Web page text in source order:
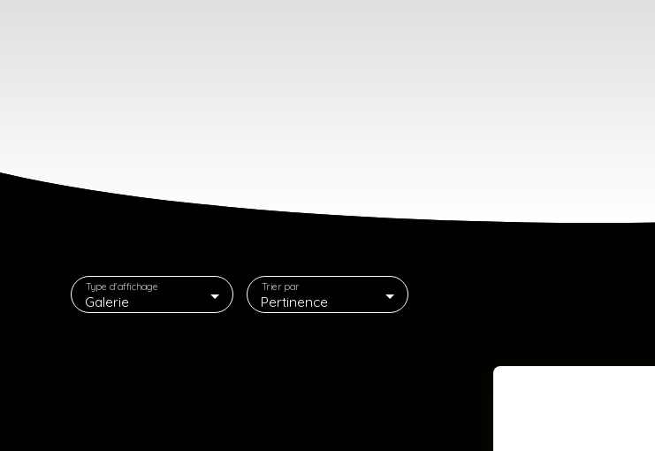
Galerie
Type d'affichage
Pertinence
Trier par